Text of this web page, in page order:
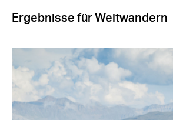
Ergebnisse für Weitwandern